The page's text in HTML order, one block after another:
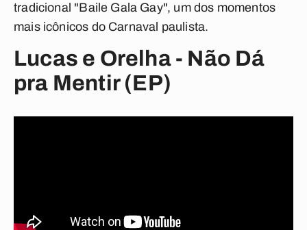
tradicional "Baile Gala Gay", um dos momentos
mais icônicos do Carnaval paulista.
Lucas e Orelha - Não Dá
pra Mentir (EP)